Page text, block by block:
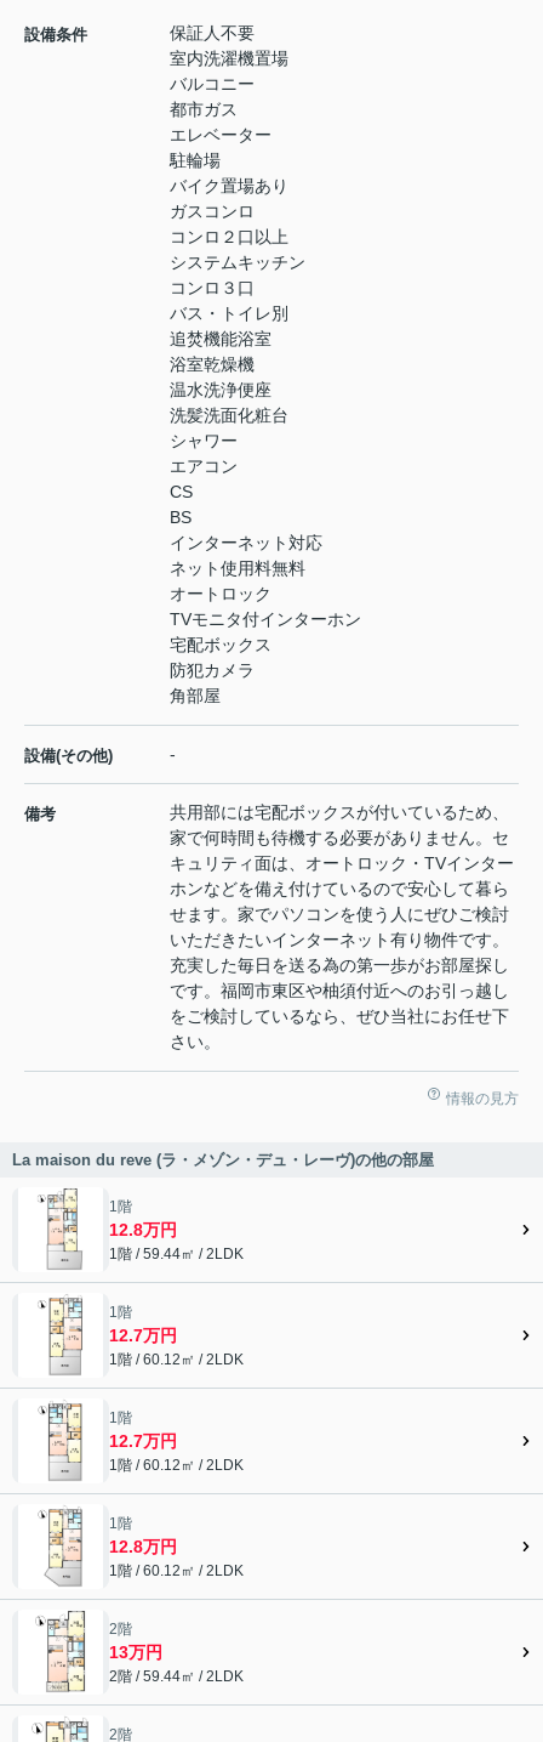
設備条件
保証人不要
室内洗濯機置場
バルコニー
都市ガス
エレベーター
駐輪場
バイク置場あり
ガスコンロ
コンロ２口以上
システムキッチン
コンロ３口
バス・トイレ別
追焚機能浴室
浴室乾燥機
温水洗浄便座
洗髪洗面化粧台
シャワー
エアコン
CS
BS
インターネット対応
ネット使用料無料
オートロック
TVモニタ付インターホン
宅配ボックス
防犯カメラ
角部屋
設備(その他) -
備考
共用部には宅配ボックスが付いているため、
家で何時間も待機する必要がありません。セ
キュリティ面は、オートロック・TVインター
ホンなどを備え付けているので安心して暮ら
せます。家でパソコンを使う人にぜひご検討
いただきたいインターネット有り物件です。
充実した毎日を送る為の第一歩がお部屋探し
です。福岡市東区や柚須付近へのお引っ越し
をご検討しているなら、ぜひ当社にお任せ下
さい。
情報の見方
La maison du reve (ラ・メゾン・デュ・レーヴ)の他の部屋
1階
12.8万円
1階 / 59.44㎡ / 2LDK
1階
12.7万円
1階 / 60.12㎡ / 2LDK
1階
12.7万円
1階 / 60.12㎡ / 2LDK
1階
12.8万円
1階 / 60.12㎡ / 2LDK
2階
13万円
2階 / 59.44㎡ / 2LDK
2階